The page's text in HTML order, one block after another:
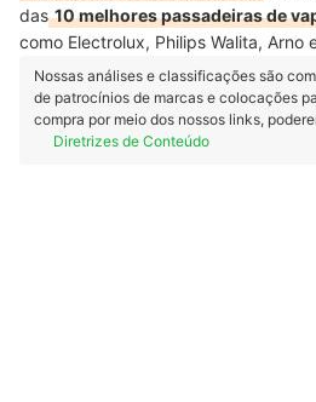
das10 melhores passadeiras de
como Electrolux, Philips Walita, Arno
Nossas análises e classificações são
de patrocínios de marcas e colocações
compra por meio dos nossos links,
Diretrizes de Conteúdo